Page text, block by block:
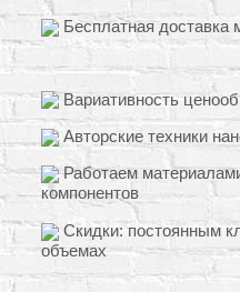
Бесплатная доставка
Вариативность
Авторские техники
Работаем
компонентов
Скидки: постоянным
объемах